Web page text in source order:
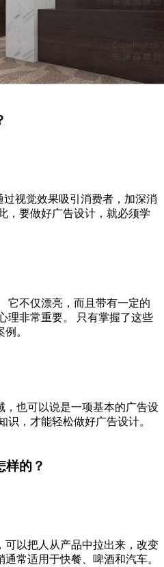
过视觉效果吸引消费者，加深消
，要做好广告设计，就必须学
它不仅漂亮，而且带有一定的
理非常重要。 只有掌握了这些
。
，也可以说是一项基本的广告设
识，才能轻松做好广告设计。
样的？
可以把人从产品中拉出来，改变
常适用于快餐、啤酒和汽车。